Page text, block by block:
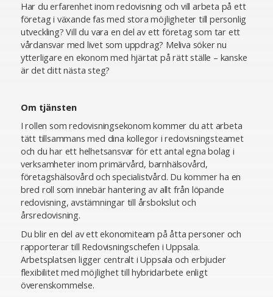
Har du erfarenhet inom redovisning och vill arbeta på ett
företag i växande fas med stora möjligheter till personlig
utveckling? Vill du vara en del av ett företag som tar ett
vårdansvar med livet som uppdrag? Meliva söker nu
ytterligare en ekonom med hjärtat på rätt ställe – kanske
är det ditt nästa steg?
Om tjänsten
I rollen som redovisningsekonom kommer du att arbeta
tätt tillsammans med dina kollegor i redovisningsteamet
och du har ett helhetsansvar för ett antal egna bolag i
verksamheter inom primärvård, barnhälsovård,
företagshälsovård och specialistvård. Du kommer ha en
bred roll som innebär hantering av allt från löpande
redovisning, avstämningar till årsbokslut och
årsredovisning.
Du blir en del av ett ekonomiteam på åtta personer och
rapporterar till Redovisningschefen i Uppsala.
Arbetsplatsen ligger centralt i Uppsala och erbjuder
flexibilitet med möjlighet till hybridarbete enligt
överenskommelse.